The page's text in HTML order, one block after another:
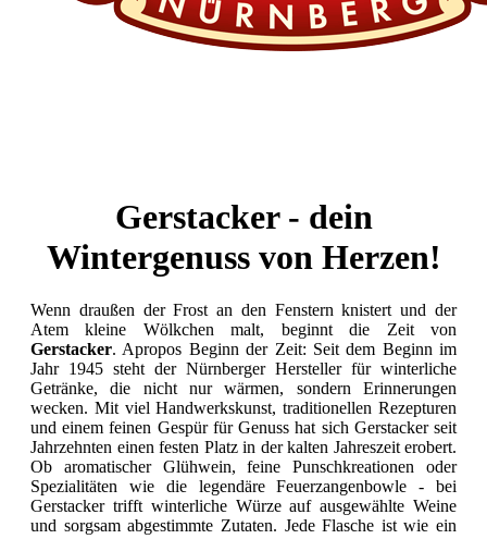
Gerstacker - dein
Wintergenuss von Herzen!
Wenn draußen der Frost an den Fenstern knistert und der
Atem kleine Wölkchen malt, beginnt die Zeit von
Gerstacker. Apropos Beginn der Zeit: Seit dem Beginn im
Jahr 1945 steht der Nürnberger Hersteller für winterliche
Getränke, die nicht nur wärmen, sondern Erinnerungen
wecken. Mit viel Handwerkskunst, traditionellen Rezepturen
und einem feinen Gespür für Genuss hat sich Gerstacker seit
Jahrzehnten einen festen Platz in der kalten Jahreszeit erobert.
Ob aromatischer Glühwein, feine Punschkreationen oder
Spezialitäten wie die legendäre Feuerzangenbowle - bei
Gerstacker trifft winterliche Würze auf ausgewählte Weine
und sorgsam abgestimmte Zutaten. Jede Flasche ist wie ein